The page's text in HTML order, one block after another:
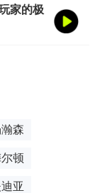
家的极
森
顿
亚